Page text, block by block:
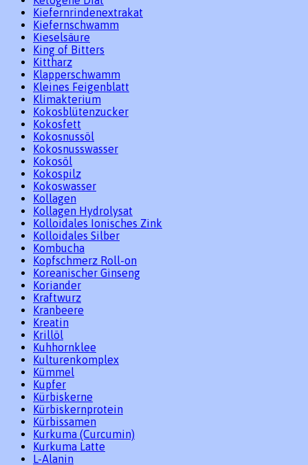
Kiefernrindenextrakat
Kiefernschwamm
Kieselsäure
King of Bitters
Kittharz
Klapperschwamm
Kleines Feigenblatt
Klimakterium
Kokosblütenzucker
Kokosfett
Kokosnussöl
Kokosnusswasser
Kokosöl
Kokospilz
Kokoswasser
Kollagen
Kollagen Hydrolysat
Kolloidales Ionisches Zink
Kolloidales Silber
Kombucha
Kopfschmerz Roll-on
Koreanischer Ginseng
Koriander
Kraftwurz
Kranbeere
Kreatin
Krillöl
Kuhhornklee
Kulturenkomplex
Kümmel
Kupfer
Kürbiskerne
Kürbiskernprotein
Kürbissamen
Kurkuma (Curcumin)
Kurkuma Latte
L-Alanin